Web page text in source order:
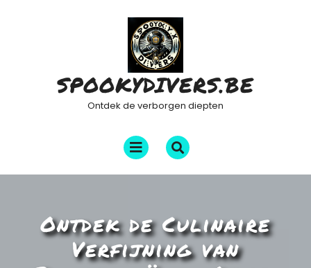
SPOOKYDIVERS.BE
Ontdek de verborgen diepten
Menu
openen
Ontdek de Culinaire
Verfijning van